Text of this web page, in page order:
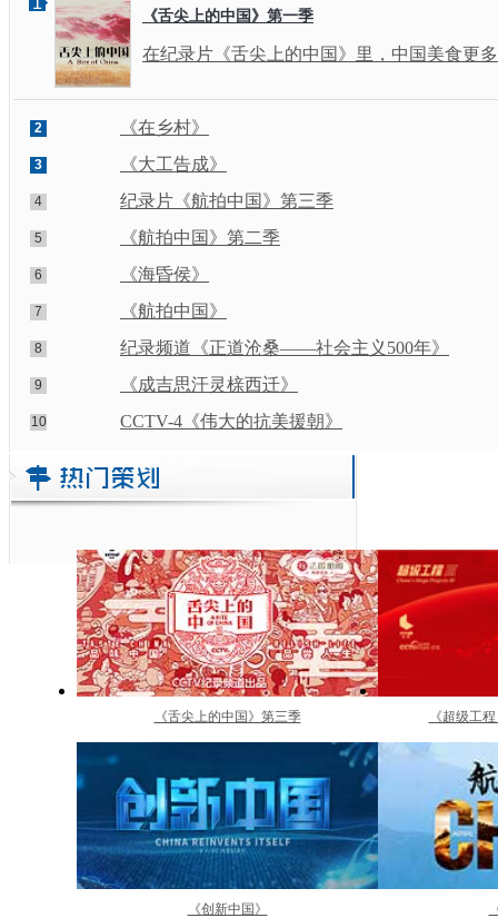
《舌尖上的中国》第一季
在纪录片《舌尖上的中国》里，中国美食更
2 《在乡村》
3 《大工告成》
4 纪录片《航拍中国》第三季
5 《航拍中国》第二季
6 《海昏侯》
7 《航拍中国》
8 纪录频道《正道沧桑——社会主义500年》
9 《成吉思汗灵榇西迁》
10 CCTV-4《伟大的抗美援朝》
《舌尖上的中国》第三季
《创新中国》
《超级工